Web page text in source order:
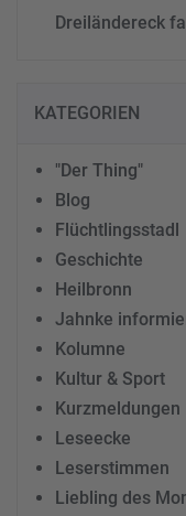
Dreiländereck
KATEGORIEN
"Der Thing"
Blog
Flüchtlingsstadl
Geschichte
Heilbronn
Jahnke
Kolumne
Kultur & Sport
Kurzmeldungen
Leseecke
Leserstimmen
Liebling des